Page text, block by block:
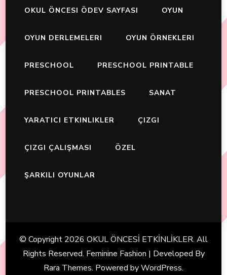
OKUL ÖNCESI ÖDEV SAYFASI OYUN
OYUN DERLEMELERI OYUN ÖRNEKLERI
PRESCHOOL PRESCHOOL PRINTABLE
PRESCHOOL PRINTABLES SANAT
YARATICI ETKINLIKLER ÇIZGI
ÇIZGI ÇALIŞMASI ÖZEL
ŞARKILI OYUNLAR
© Copyright 2026 OKUL ÖNCESİ ETKİNLİKLER. All
Rights Reserved. Feminine Fashion | Developed By
Rara Themes. Powered byWordPress.